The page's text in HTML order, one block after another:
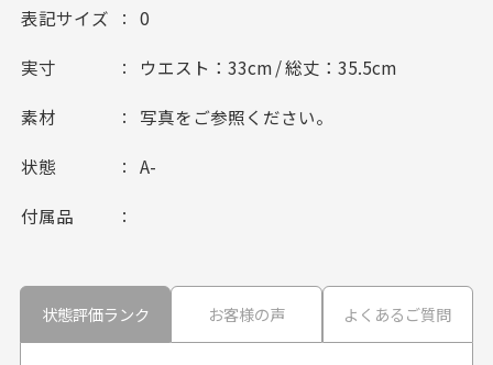
表記サイズ 0
実寸 ウエスト：33cm / 総丈：35.5cm
素材 写真をご参照ください。
状態 A-
付属品
状態評価ランク お客様の声 よくあるご質問